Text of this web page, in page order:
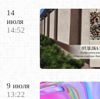
14
июля
14:52
9 июля
13:22